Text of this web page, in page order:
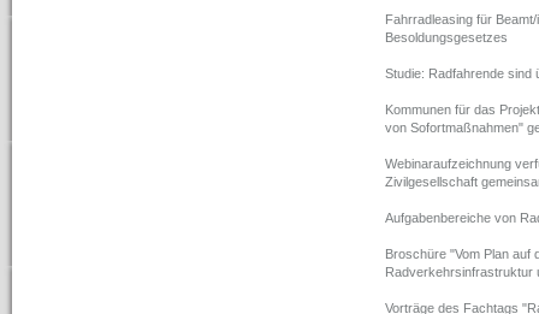
Fahrradleasing für
Besoldungsgesetzes
Studie: Radfahrende sind
Kommunen für das
von Sofortmaßnahmen"
Webinaraufzeichnung
Zivilgesellschaft
Aufgabenbereiche von
Broschüre "Vom Plan auf
Radverkehrsinfrastruktur
Vorträge des Fachtags